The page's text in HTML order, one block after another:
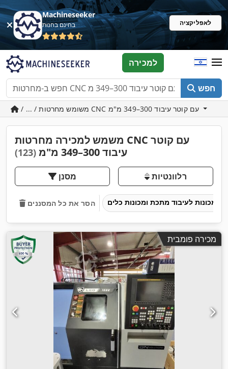
Machineseeker
בחינם בחנות לאפליקציה
חפש
למכירה
משמש למכירה מחרטות CNC עם קוטר
עיבוד 300–349 מ"מ
(123)
מסנן רלוונטיות
הסר את כל המסננים
מכירה פומבית